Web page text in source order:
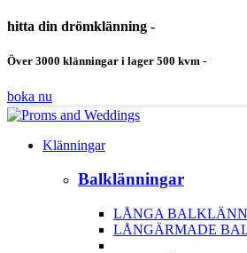
hitta din drömklänning -
Över 3000 klänningar i lager 500 kvm -
boka nu
Klänningar
Balklänningar
LÅNGA
LÅNGÄRMADE